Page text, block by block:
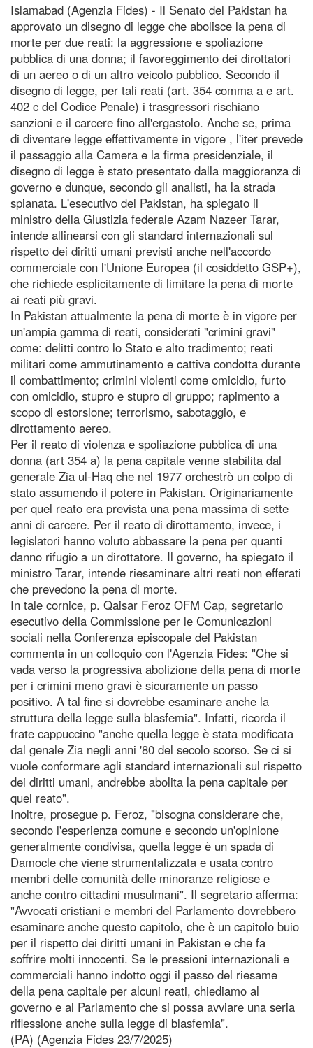
Islamabad (Agenzia Fides) - Il Senato del Pakistan ha
approvato un disegno di legge che abolisce la pena di
morte per due reati: la aggressione e spoliazione
pubblica di una donna; il favoreggimento dei dirottatori
di un aereo o di un altro veicolo pubblico. Secondo il
disegno di legge, per tali reati (art. 354 comma a e art.
402 c del Codice Penale) i trasgressori rischiano
sanzioni e il carcere fino all'ergastolo. Anche se, prima
di diventare legge effettivamente in vigore , l'iter prevede
il passaggio alla Camera e la firma presidenziale, il
disegno di legge è stato presentato dalla maggioranza di
governo e dunque, secondo gli analisti, ha la strada
spianata. L'esecutivo del Pakistan, ha spiegato il
ministro della Giustizia federale Azam Nazeer Tarar,
intende allinearsi con gli standard internazionali sul
rispetto dei diritti umani previsti anche nell'accordo
commerciale con l'Unione Europea (il cosiddetto GSP+),
che richiede esplicitamente di limitare la pena di morte
ai reati più gravi.
In Pakistan attualmente la pena di morte è in vigore per
un'ampia gamma di reati, considerati "crimini gravi"
come: delitti contro lo Stato e alto tradimento; reati
militari come ammutinamento e cattiva condotta durante
il combattimento; crimini violenti come omicidio, furto
con omicidio, stupro e stupro di gruppo; rapimento a
scopo di estorsione; terrorismo, sabotaggio, e
dirottamento aereo.
Per il reato di violenza e spoliazione pubblica di una
donna (art 354 a) la pena capitale venne stabilita dal
generale Zia ul-Haq che nel 1977 orchestrò un colpo di
stato assumendo il potere in Pakistan. Originariamente
per quel reato era prevista una pena massima di sette
anni di carcere. Per il reato di dirottamento, invece, i
legislatori hanno voluto abbassare la pena per quanti
danno rifugio a un dirottatore. Il governo, ha spiegato il
ministro Tarar, intende riesaminare altri reati non efferati
che prevedono la pena di morte.
In tale cornice, p. Qaisar Feroz OFM Cap, segretario
esecutivo della Commissione per le Comunicazioni
sociali nella Conferenza episcopale del Pakistan
commenta in un colloquio con l'Agenzia Fides: "Che si
vada verso la progressiva abolizione della pena di morte
per i crimini meno gravi è sicuramente un passo
positivo. A tal fine si dovrebbe esaminare anche la
struttura della legge sulla blasfemia". Infatti, ricorda il
frate cappuccino "anche quella legge è stata modificata
dal genale Zia negli anni '80 del secolo scorso. Se ci si
vuole conformare agli standard internazionali sul rispetto
dei diritti umani, andrebbe abolita la pena capitale per
quel reato".
Inoltre, prosegue p. Feroz, "bisogna considerare che,
secondo l'esperienza comune e secondo un'opinione
generalmente condivisa, quella legge è un spada di
Damocle che viene strumentalizzata e usata contro
membri delle comunità delle minoranze religiose e
anche contro cittadini musulmani". Il segretario afferma:
"Avvocati cristiani e membri del Parlamento dovrebbero
esaminare anche questo capitolo, che è un capitolo buio
per il rispetto dei diritti umani in Pakistan e che fa
soffrire molti innocenti. Se le pressioni internazionali e
commerciali hanno indotto oggi il passo del riesame
della pena capitale per alcuni reati, chiediamo al
governo e al Parlamento che si possa avviare una seria
riflessione anche sulla legge di blasfemia".
(PA) (Agenzia Fides 23/7/2025)